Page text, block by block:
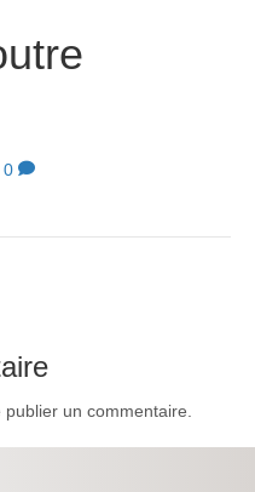
0
publier un commentaire.